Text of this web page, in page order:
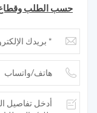
حسب الطلب